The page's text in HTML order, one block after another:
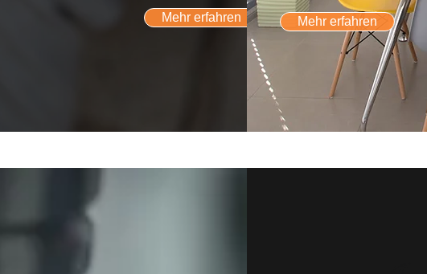
Mehr erfahren Mehr erfahren